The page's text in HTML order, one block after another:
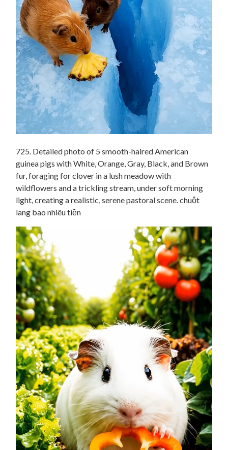
725. Detailed photo of 5 smooth-haired American
guinea pigs with White, Orange, Gray, Black, and Brown
fur, foraging for clover in a lush meadow with
wildflowers and a trickling stream, under soft morning
light, creating a realistic, serene pastoral scene. chuột
lang bao nhiêu tiền